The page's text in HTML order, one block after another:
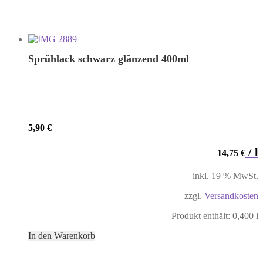
Sprühlack schwarz glänzend 400ml
5,90 €
14,75 € / l
inkl. 19 % MwSt.
zzgl. Versandkosten
Produkt enthält: 0,400 l
In den Warenkorb